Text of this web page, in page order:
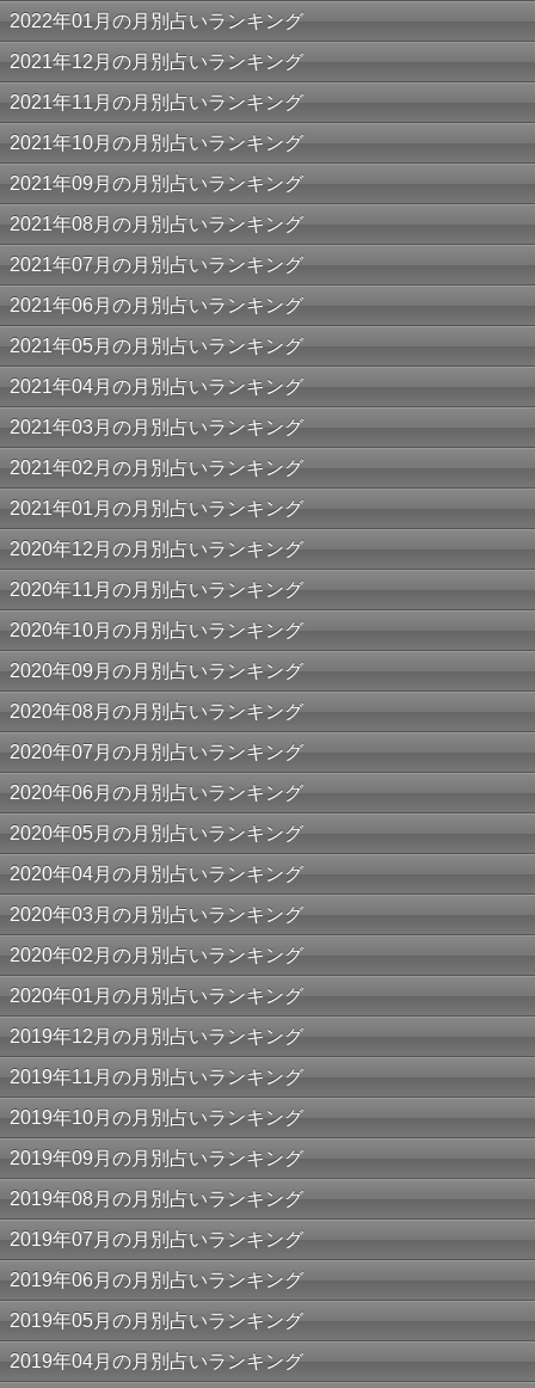
2022年01月の月別占いランキング
2021年12月の月別占いランキング
2021年11月の月別占いランキング
2021年10月の月別占いランキング
2021年09月の月別占いランキング
2021年08月の月別占いランキング
2021年07月の月別占いランキング
2021年06月の月別占いランキング
2021年05月の月別占いランキング
2021年04月の月別占いランキング
2021年03月の月別占いランキング
2021年02月の月別占いランキング
2021年01月の月別占いランキング
2020年12月の月別占いランキング
2020年11月の月別占いランキング
2020年10月の月別占いランキング
2020年09月の月別占いランキング
2020年08月の月別占いランキング
2020年07月の月別占いランキング
2020年06月の月別占いランキング
2020年05月の月別占いランキング
2020年04月の月別占いランキング
2020年03月の月別占いランキング
2020年02月の月別占いランキング
2020年01月の月別占いランキング
2019年12月の月別占いランキング
2019年11月の月別占いランキング
2019年10月の月別占いランキング
2019年09月の月別占いランキング
2019年08月の月別占いランキング
2019年07月の月別占いランキング
2019年06月の月別占いランキング
2019年05月の月別占いランキング
2019年04月の月別占いランキング